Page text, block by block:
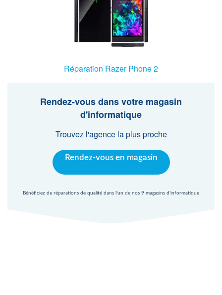
Réparation Razer Phone 2
Rendez-vous dans votre magasin
d'informatique
Trouvez l'agence la plus proche
Rendez-vous en magasin
Bénéficiez de réparations de qualité dans l'un de nos 9 magasins d'informatique